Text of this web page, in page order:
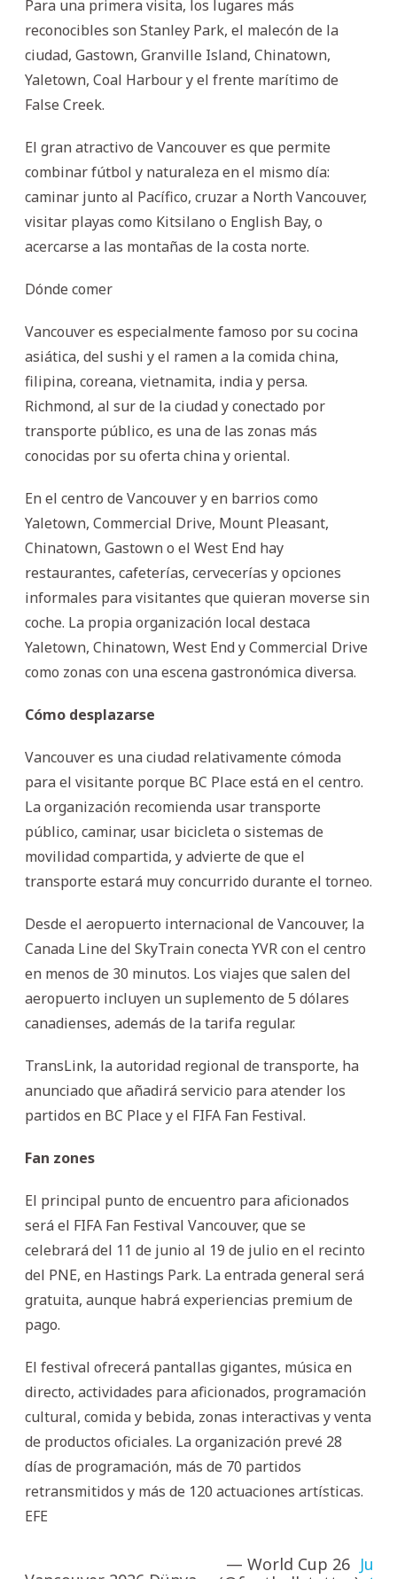
Para una primera visita, los lugares más
reconocibles son Stanley Park, el malecón de la
ciudad, Gastown, Granville Island, Chinatown,
Yaletown, Coal Harbour y el frente marítimo de
False Creek.
El gran atractivo de Vancouver es que permite
combinar fútbol y naturaleza en el mismo día:
caminar junto al Pacífico, cruzar a North Vancouver,
visitar playas como Kitsilano o English Bay, o
acercarse a las montañas de la costa norte.
Dónde comer
Vancouver es especialmente famoso por su cocina
asiática, del sushi y el ramen a la comida china,
filipina, coreana, vietnamita, india y persa.
Richmond, al sur de la ciudad y conectado por
transporte público, es una de las zonas más
conocidas por su oferta china y oriental.
En el centro de Vancouver y en barrios como
Yaletown, Commercial Drive, Mount Pleasant,
Chinatown, Gastown o el West End hay
restaurantes, cafeterías, cervecerías y opciones
informales para visitantes que quieran moverse sin
coche. La propia organización local destaca
Yaletown, Chinatown, West End y Commercial Drive
como zonas con una escena gastronómica diversa.
Cómo desplazarse
Vancouver es una ciudad relativamente cómoda
para el visitante porque BC Place está en el centro.
La organización recomienda usar transporte
público, caminar, usar bicicleta o sistemas de
movilidad compartida, y advierte de que el
transporte estará muy concurrido durante el torneo.
Desde el aeropuerto internacional de Vancouver, la
Canada Line del SkyTrain conecta YVR con el centro
en menos de 30 minutos. Los viajes que salen del
aeropuerto incluyen un suplemento de 5 dólares
canadienses, además de la tarifa regular.
TransLink, la autoridad regional de transporte, ha
anunciado que añadirá servicio para atender los
partidos en BC Place y el FIFA Fan Festival.
Fan zones
El principal punto de encuentro para aficionados
será el FIFA Fan Festival Vancouver, que se
celebrará del 11 de junio al 19 de julio en el recinto
del PNE, en Hastings Park. La entrada general será
gratuita, aunque habrá experiencias premium de
pago.
El festival ofrecerá pantallas gigantes, música en
directo, actividades para aficionados, programación
cultural, comida y bebida, zonas interactivas y venta
de productos oficiales. La organización prevé 28
días de programación, más de 70 partidos
retransmitidos y más de 120 actuaciones artísticas.
EFE
— World Cup 26 June